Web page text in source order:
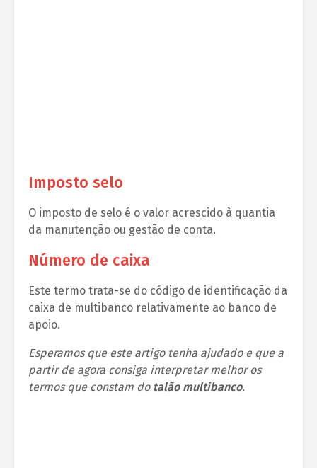
Imposto selo
O imposto de selo é o valor acrescido à quantia
da manutenção ou gestão de conta.
Número de caixa
Este termo trata-se do código de identificação da
caixa de multibanco relativamente ao banco de
apoio.
Esperamos que este artigo tenha ajudado e que a
partir de agora consiga interpretar melhor os
termos que constam do talão multibanco.